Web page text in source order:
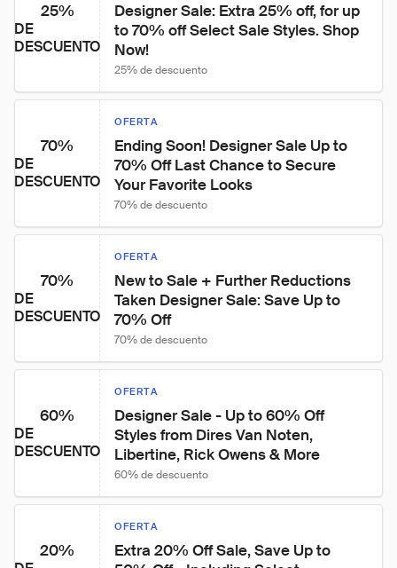
25%
DE
DESCUENTO
Designer Sale: Extra 25% off, for up
to 70% off Select Sale Styles. Shop
Now!
25% de descuento
70%
DE
DESCUENTO
OFERTA
Ending Soon! Designer Sale Up to
70% Off Last Chance to Secure
Your Favorite Looks
70% de descuento
70%
DE
DESCUENTO
OFERTA
New to Sale + Further Reductions
Taken Designer Sale: Save Up to
70% Off
70% de descuento
60%
DE
DESCUENTO
OFERTA
Designer Sale - Up to 60% Off
Styles from Dires Van Noten,
Libertine, Rick Owens & More
60% de descuento
20%
OFERTA
Extra 20% Off Sale, Save Up to